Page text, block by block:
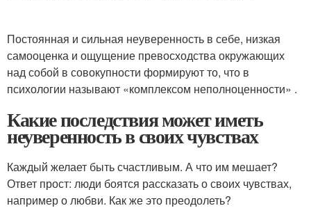
Постоянная и сильная неуверенность в себе, низкая
самооценка и ощущение превосходства окружающих
над собой в совокупности формируют то, что в
психологии называют «комплексом неполноценности» .
Какие последствия может иметь
неуверенность в своих чувствах
Каждый желает быть счастливым. А что им мешает?
Ответ прост: люди боятся рассказать о своих чувствах,
например о любви. Как же это преодолеть?